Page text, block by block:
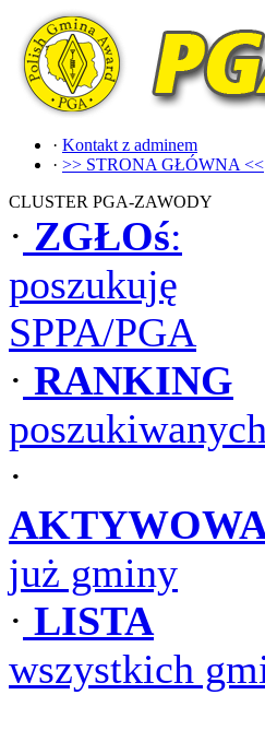
· Kontakt z adminem
· >> STRONA GŁÓWNA <<
CLUSTER PGA-ZAWODY
· ZGŁOś:
poszukuję
SPPA/PGA
· RANKING
poszukiwanych
·
już gminy
· LISTA
wszystkich